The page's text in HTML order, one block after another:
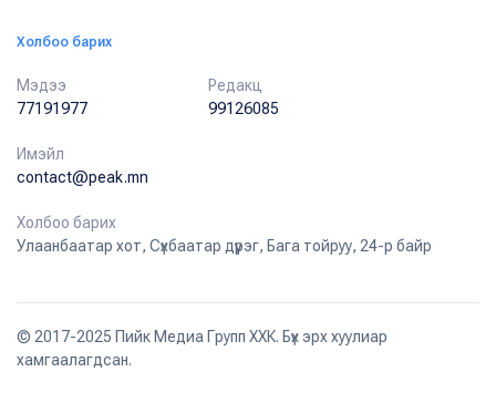
Холбоо барих
Мэдээ
77191977
Редакц
99126085
Имэйл
contact@peak.mn
Холбоо барих
Улаанбаатар хот, Сүхбаатар дүүрэг, Бага тойруу, 24-р байр
© 2017-2025 Пийк Медиа Групп ХХК. Бүх эрх хуулиар
хамгаалагдсан.